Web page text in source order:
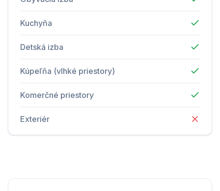
Kuchyňa
Detská izba
Kúpeľňa (vlhké priestory)
Komerčné priestory
Exteriér